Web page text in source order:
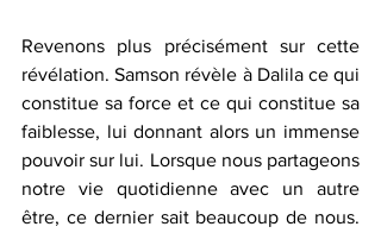
Revenons plus précisément sur cette
révélation. Samson révèle à Dalila ce qui
constitue sa force et ce qui constitue sa
faiblesse, lui donnant alors un immense
pouvoir sur lui. Lorsque nous partageons
notre vie quotidienne avec un autre
être, ce dernier sait beaucoup de nous.